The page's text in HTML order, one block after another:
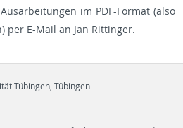
im PDF-Format (also
per E-Mail an Jan Rittinger.
Tübingen, Tübingen